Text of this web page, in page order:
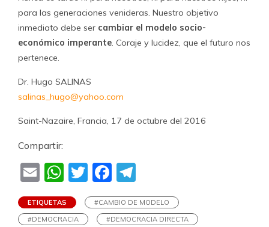
para las generaciones venideras. Nuestro objetivo
inmediato debe ser cambiar el modelo socio-
económico imperante. Coraje y lucidez, que el futuro nos
pertenece.
Dr. Hugo SALINAS
salinas_hugo@yahoo.com
Saint-Nazaire, Francia, 17 de octubre del 2016
Compartir:
EmailWhatsApp
TwitterFacebook
ETIQUETAS
#CAMBIO DE MODELO
#DEMOCRACIA
#DEMOCRACIA DIRECTA